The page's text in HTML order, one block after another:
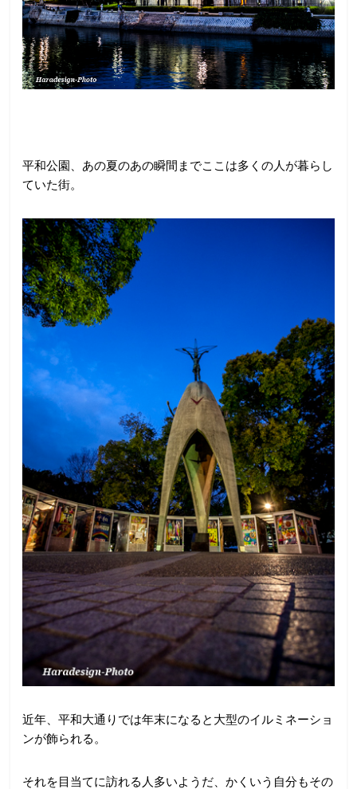
平和公園、あの夏のあの瞬間までここは多くの人が暮らし
ていた街。
近年、平和大通りでは年末になると大型のイルミネーショ
ンが飾られる。
それを目当てに訪れる人多いようだ、かくいう自分もその